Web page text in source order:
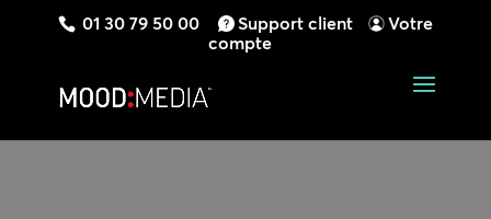
01 30 79 50 00 Support client
Votre
compte